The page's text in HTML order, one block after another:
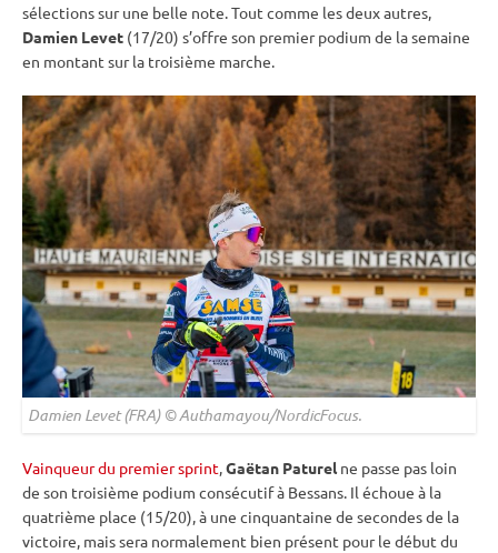
sélections sur une belle note. Tout comme les deux autres,
Damien Levet (17/20) s’offre son premier podium de la semaine
en montant sur la troisième marche.
Damien Levet (FRA) © Authamayou/NordicFocus.
Vainqueur du premier sprint,Gaëtan Paturelne passe pas loin
de son troisième podium consécutif à Bessans. Il échoue à la
quatrième place (15/20), à une cinquantaine de secondes de la
victoire, mais sera normalement bien présent pour le début du